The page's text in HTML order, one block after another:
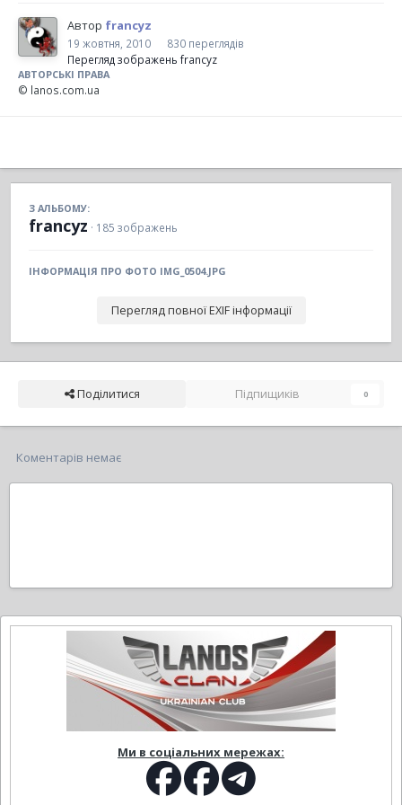
Автор francyz
19 жовтня, 2010
830 переглядів
Перегляд зображень francyz
АВТОРСЬКІ ПРАВА
© lanos.com.ua
З АЛЬБОМУ:
francyz · 185 зображень
ІНФОРМАЦІЯ ПРО ФОТО IMG_0504.JPG
Перегляд повної EXIF інформації
Поділитися Підпищиків 0
Коментарів немає
Ми в соціальних мережах: